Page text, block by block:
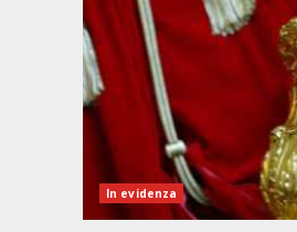
In evidenza